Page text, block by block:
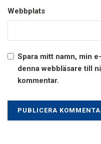
Webbplats
Spara mitt namn, min
denna webbläsare till
kommentar.